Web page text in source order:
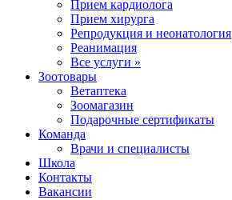
Прием кардиолога
Прием хирурга
Репродукция и неонатология
Реанимация
Все услуги »
Зоотовары
Ветаптека
Зоомагазин
Подарочные сертификаты
Команда
Врачи и специалисты
Школа
Контакты
Вакансии